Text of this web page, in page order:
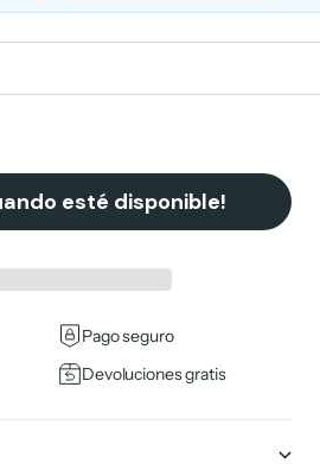
esté disponible!
Pago seguro
Devoluciones gratis